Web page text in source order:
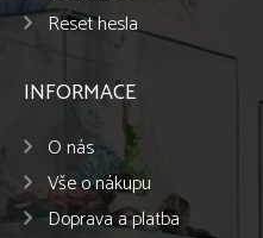
Reset hesla
INFORMACE
O nás
Vše o nákupu
Doprava a platba